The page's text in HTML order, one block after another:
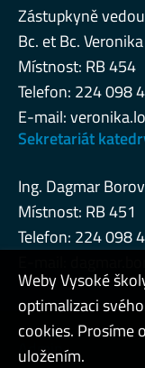
Zástupkyně
Bc. et Bc.
Místnost: RB 454
Telefon: 224 098
E-mail:
Sekretariát
Ing. Dagmar
Místnost: RB 451
Telefon: 224 098
Admin
Weby Vysoké
optimalizaci
cookies. Prosíme
uložením.